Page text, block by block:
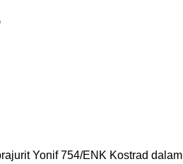
Yonif 754/ENK Kostrad dalam